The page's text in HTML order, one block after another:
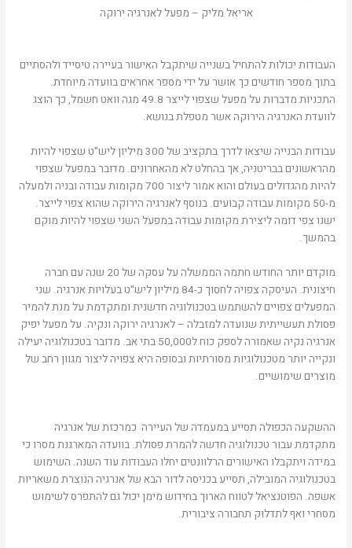
אריאל מליק – מפעל לאנרגיה ירוקה
העבודות יכולות להתחיל בשנייה שיתקבל האישור בעיירה טיסייד ולהסתיים
בתוך מספר חודשים כך אושר על ידי מספר אחראים בוועדה מיוחדת.
התכניות מדברות על מפעל שצפוי לייצר 49.8 מגה וואט חשמל, כך הוצג
לוועדת האנרגיה הירוקה אשר מטפלת בנושא.
עבודות הבנייה שיצאו לדרך בתקציב של 300 מיליון ליש"ט שצפוי להיות
מהראשונים בבריטניה, אך בהחלט לא מהאחרונים. מדובר במפעל שצפוי
להיות מהגדולים בעולם והוא אמור ליצור 700 מקומות עבודה ובניה ולמעלה
מ-50 מקומות עבודה קבועים. בנוסף לאנרגיה הירוקה שהוא צפוי לייצר.
ישנו צפי דומה ליצירת מקומות עבודה במפעל השני שצפוי להיות מוקם
בהמשך.
מוקדם יותר החודש חתמה הממשלה על עסקה של 20 שנה עם חברה
חיצונית. העיסקה צפויה לחסוך כ-84 מיליון ליש"ט בעלויות אנרגיה. שני
המפעלים צפויים להשתמש בטכנולוגיה חדשנית ומתקדמת על מנת להמיר
פסולת תעשייתית שנועדה למזבלה – לאנרגיה ירוקה ונקיה. על מפעל יפיק
אנרגיה נקיה שאמורה לספק כוח ל50,000 בתי אב. מדובר בטכנולוגיה יעילה
ונקייה יותר מטכנולוגיות מסורתיות ובסופה היא צפויה ליצור מגוון רחב של
מוצרים שימושיים.
ההשקעה הכפולה תסייע במעמדה של העיירה כמרכזת של אנרגיה
מתקדמת עבור טכנולוגיה חדשה להמרת פסולת. בוועדה המארגנת מסרו כי
במידה ויתקבלו האישורים הרלוונטים יחלו העבודות עוד השנה. השימוש
בטכנולוגיה המובילה, תסייע בכניסה לדור הבא של אנרגיה הנוצרת משאריות
אשפה. הפוטנציאל לטווח הארוך בחידוש מימן יכול גם להתפרס לשימוש
מסחרי ואף לתדלוק תחבורה ציבורית.